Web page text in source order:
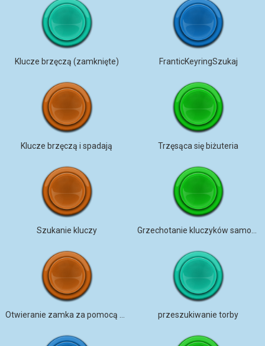
Klucze brzęczą (zamknięte) FranticKeyringSzukaj
Klucze brzęczą i spadają Trzęsąca się biżuteria
Szukanie kluczy
przeszukiwanie torby